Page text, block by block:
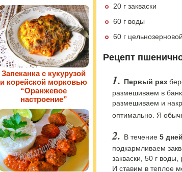
20 г закваски
60 г воды
60 г
Рецепт
Первый раз
размешиваем в
размешиваем и
оптимально. Я
В течение 5
подкармливаем
закваски, 50 г
И ставим в теплое
Запеканка c кукурузой
и корейской морковью
“Оранжевое
настроение”